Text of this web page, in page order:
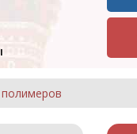
полимеров